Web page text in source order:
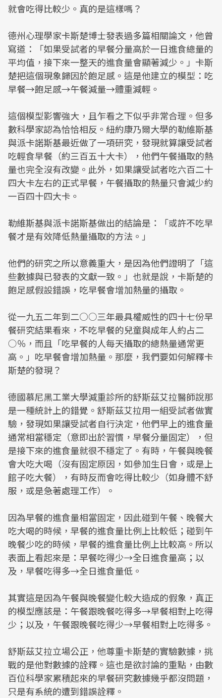
就會吃得比較少。真的是這樣嗎？
德州心理學家卡斯楚博士發表過多篇相關論文，他曾
寫道：「如果受試者的早餐分量高於一日進食總量的
平均值，接下來一整天的進食量會顯著減少。」卡斯
楚把這個現象歸因於飽足感。這是他建立的模型：吃
早餐→飽足感→午餐減量→體重減輕。
這個模型影響強大，且乍看之下似乎非常合理。但多
數科學家認為恰恰相反。紐約康乃爾大學的勒維斯基
與派卡諾斯基最近做了一項研究，發現就算讓受試者
吃輕食早餐（約三百五十大卡），他們午餐攝取的熱
量也完全沒有改變。此外，如果讓受試者吃六百二十
四大卡左右的正式早餐，午餐攝取的熱量只會減少約
一百四十四大卡。
勒維斯基與派卡諾斯基做出的結論是：「或許不吃早
餐才是有效降低熱量攝取的方法。」
他們的研究之所以意義重大，是因為他們證明了「這
些數據與已發表的文獻一致。」也就是說，卡斯楚的
飽足感假設錯誤，吃早餐會增加熱量的攝取。
從一九五二年到二○○三年最具權威性的四十七份早
餐研究結果看來，不吃早餐的兒童與成年人約占二
○％，而且「吃早餐的人每天攝取的總熱量通常更
高。」吃早餐會增加熱量。那麼，我們要如何解釋卡
斯楚的發現？
德國慕尼黑工業大學減重診所的舒斯茲艾拉醫師說那
是一種統計上的錯覺。舒斯茲艾拉用一組受試者做實
驗，發現如果讓受試者自行決定，他們早上的進食量
通常相當穩定（意即出於習慣，早餐分量固定），但
是接下來的進食量就很不穩定了。有時，午餐與晚餐
會大吃大喝（沒有固定原因，如參加生日會，或是上
館子吃大餐），有時反而會吃得比較少（如身體不舒
服，或是急著處理工作）。
因為早餐的進食量相當固定，因此碰到午餐、晚餐大
吃大喝的時候，早餐的進食量比例上比較低；碰到午
晚餐少吃的時候，早餐的進食量比例上比較高。所以
表面上看起來是：早餐吃得少→全日進食量高；以
及，早餐吃得多→全日進食量低。
其實這是因為午餐與晚餐變化較大造成的假象，真正
的模型應該是：午餐跟晚餐吃得多→早餐相對上吃得
少；以及，午餐跟晚餐吃得少→早餐相對上吃得多。
舒斯茲艾拉立場公正，他尊重卡斯楚的實驗數據，挑
戰的是他對數據的詮釋。這也是欲討論的重點，由數
百位科學家累積起來的早餐研究數據幾乎都沒問題，
只是有系統的遭到錯誤詮釋。